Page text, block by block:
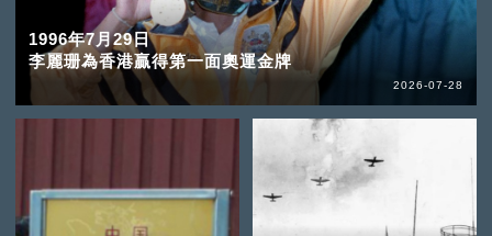
1996年7月29日
李麗珊為香港贏得第一面奧運金牌
2026-07-28